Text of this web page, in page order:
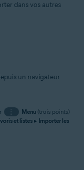
dans vos autres
un navigateur
⋮ Menu(trois points)
et listes ▸ Importer les